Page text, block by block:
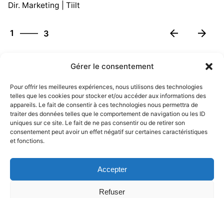
Gérer le consentement
Pour offrir les meilleures expériences, nous utilisons des technologies
telles que les cookies pour stocker et/ou accéder aux informations des
appareils. Le fait de consentir à ces technologies nous permettra de
traiter des données telles que le comportement de navigation ou les ID
uniques sur ce site. Le fait de ne pas consentir ou de retirer son
consentement peut avoir un effet négatif sur certaines caractéristiques
et fonctions.
Accepter
Refuser
Dir. Marketing | Tiilt
1
3